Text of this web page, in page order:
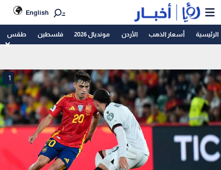
English
الرئيسية أسعار الذهب الأردن مونديال 2026 فلسطين طقس
1